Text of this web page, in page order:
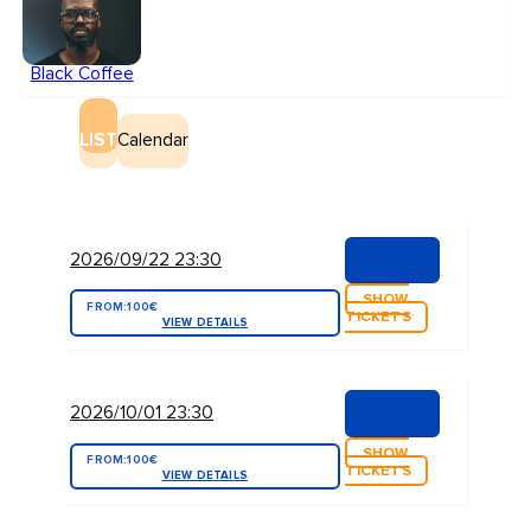
Black Coffee
LISTCalendar
2026/09/22 23:30
FROM:100€
VIEW DETAILS
SHOW
TICKETS
2026/10/01 23:30
FROM:100€
VIEW DETAILS
SHOW
TICKETS